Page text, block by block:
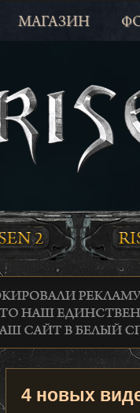
МАГАЗИН
4 новых